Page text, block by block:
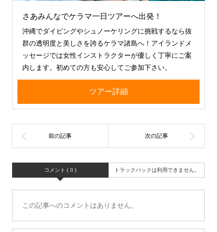
さあみんなでケラマ一日ツアーへ出発！
沖縄でダイビングやシュノーケリングに挑戦するなら抜
群の透明度と美しさを誇るケラマ諸島へ！アイランドメ
ッセージでは女性インストラクターが優しく丁寧にご案
内します。初めての方も安心してご参加下さい。
ツアー詳細
コメント ( 0 ) トラックバックは利用できません。
この記事へのコメントはありません。